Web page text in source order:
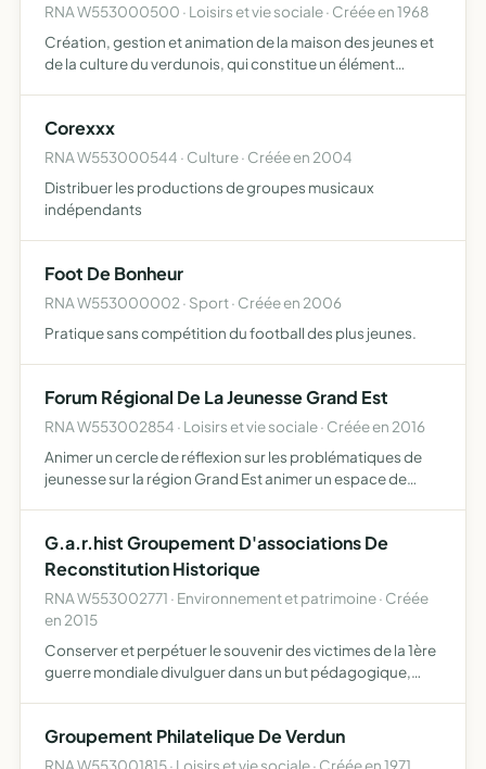
RNA W553000500 · Loisirs et vie sociale · Créée en 1968
Création, gestion et animation de la maison des jeunes et
de la culture du verdunois, qui constitue un élément
Corexxx
RNA W553000544 · Culture · Créée en 2004
Distribuer les productions de groupes musicaux
indépendants
Foot De Bonheur
RNA W553000002 · Sport · Créée en 2006
Pratique sans compétition du football des plus jeunes.
Forum Régional De La Jeunesse Grand Est
RNA W553002854 · Loisirs et vie sociale · Créée en 2016
Animer un cercle de réflexion sur les problématiques de
jeunesse sur la région Grand Est animer un espace de
d'actua…
G.a.r.hist Groupement D'associations De
Reconstitution Historique
RNA W553002771 · Environnement et patrimoine · Créée
en 2015
Conserver et perpétuer le souvenir des victimes de la 1ère
guerre mondiale divulguer dans un but pédagogique,
Groupement Philatelique De Verdun
RNA W553001815 · Loisirs et vie sociale · Créée en 1971